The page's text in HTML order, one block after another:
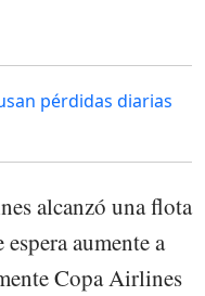
pérdidas diarias
alcanzó una flota
aumente a
Copa Airlines